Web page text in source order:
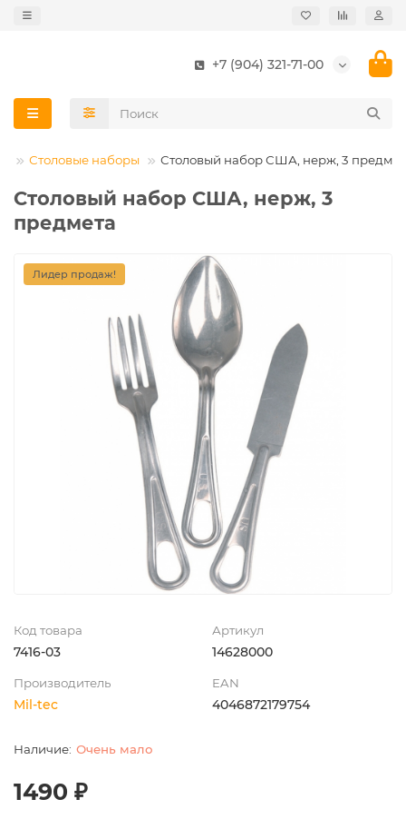
+7 (904) 321-71-00
Столовые наборы Столовый набор США, нерж, 3
Столовый набор США, нерж, 3
предмета
Лидер продаж!
Код товара
7416-03
Артикул
14628000
Производитель
Mil-tec
EAN
4046872179754
Очень мало
1490 ₽